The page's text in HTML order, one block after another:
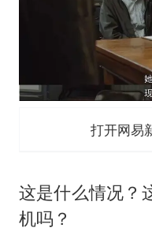
打开网易
这是什么情况？
机吗？